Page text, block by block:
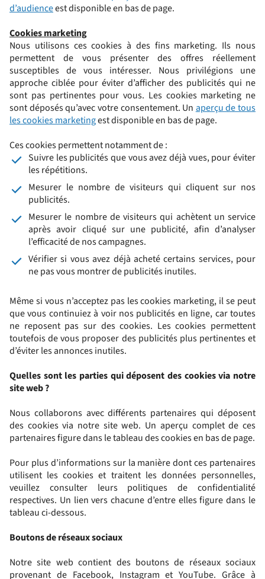
d’audienceest disponible en bas de page.
Cookies marketing
Nous utilisons ces cookies à des fins marketing. Ils nous
permettent de vous présenter des offres réellement
susceptibles de vous intéresser. Nous privilégions une
approche ciblée pour éviter d’afficher des publicités qui ne
sont pas pertinentes pour vous. Les cookies marketing ne
sont déposés qu’avec votre consentement. Un aperçu de tous
les cookies marketingest disponible en bas de page.
Ces cookies permettent notamment de :
Suivre les publicités que vous avez déjà vues, pour éviter
les répétitions.
Mesurer le nombre de visiteurs qui cliquent sur nos
publicités.
Mesurer le nombre de visiteurs qui achètent un service
après avoir cliqué sur une publicité, afin d’analyser
l’efficacité de nos campagnes.
Vérifier si vous avez déjà acheté certains services, pour
ne pas vous montrer de publicités inutiles.
Même si vous n’acceptez pas les cookies marketing, il se peut
que vous continuiez à voir nos publicités en ligne, car toutes
ne reposent pas sur des cookies. Les cookies permettent
toutefois de vous proposer des publicités plus pertinentes et
d’éviter les annonces inutiles.
Quelles sont les parties qui déposent des cookies via notre
site web ?
Nous collaborons avec différents partenaires qui déposent
des cookies via notre site web. Un aperçu complet de ces
partenaires figure dans le tableau des cookies en bas de page.
Pour plus d’informations sur la manière dont ces partenaires
utilisent les cookies et traitent les données personnelles,
veuillez consulter leurs politiques de confidentialité
respectives. Un lien vers chacune d’entre elles figure dans le
tableau ci‑dessous.
Boutons de réseaux sociaux
Notre site web contient des boutons de réseaux sociaux
provenant de Facebook, Instagram et YouTube. Grâce à